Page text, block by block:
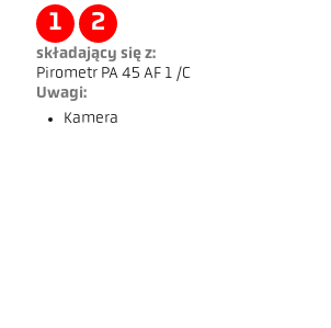
1 2
składający się z:
Pirometr PA 45 AF 1 /C
Uwagi:
Kamera